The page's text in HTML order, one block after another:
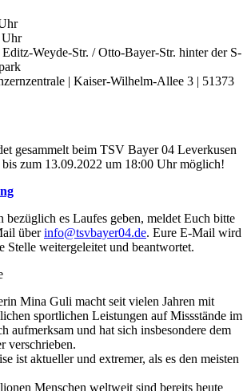
Uhr
Weyde-Str. / Otto-Bayer-Str. hinter der S-
| Kaiser-Wilhelm-Allee 3 | 51373
gesammelt beim TSV Bayer 04 Leverkusen
bis zum 13.09.2022 um 18:00 Uhr möglich!
bezüglich es Laufes geben, meldet Euch bitte
überinfo@tsvbayer04.de. Eure E-Mail wird
Stelle weitergeleitet und beantwortet.
Mina Guli macht seit vielen Jahren mit
sportlichen Leistungen auf Missstände im
aufmerksam und hat sich insbesondere dem
verschrieben.
ist aktueller und extremer, als es den meisten
Menschen weltweit sind bereits heute